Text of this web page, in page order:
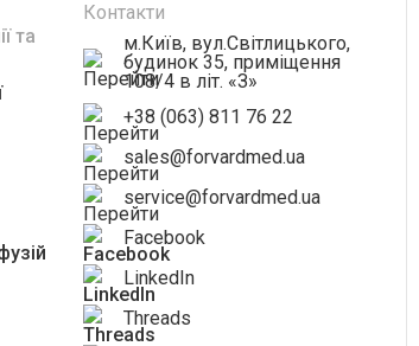
та
Контакти
м.Київ, вул.Світлицького,
будинок 35, приміщення
108/4 в літ. «З»
+38 (063) 811 76 22
sales@forvardmed.ua
service@forvardmed.ua
Facebook
LinkedIn
Threads